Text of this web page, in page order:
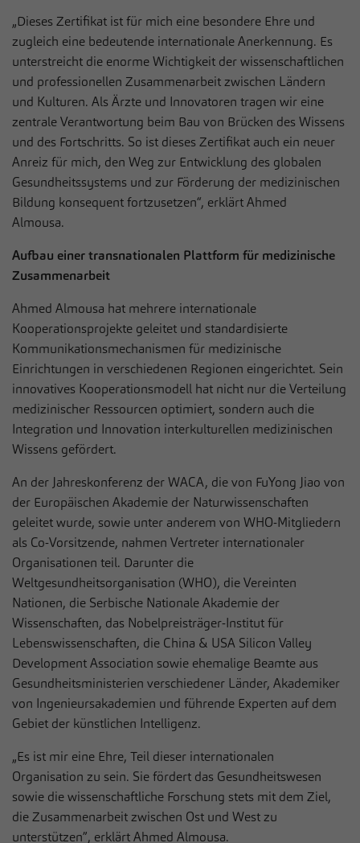
„Dieses Zertifikat ist für mich eine besondere Ehre und
zugleich eine bedeutende internationale Anerkennung. Es
unterstreicht die enorme Wichtigkeit der wissenschaftlichen
und professionellen Zusammenarbeit zwischen Ländern
und Kulturen. Als Ärzte und Innovatoren tragen wir eine
zentrale Verantwortung beim Bau von Brücken des Wissens
und des Fortschritts. So ist dieses Zertifikat auch ein neuer
Anreiz für mich, den Weg zur Entwicklung des globalen
Gesundheitssystems und zur Förderung der medizinischen
Bildung konsequent fortzusetzen“, erklärt Ahmed
Almousa.
Aufbau einer transnationalen Plattform für medizinische
Zusammenarbeit
Ahmed Almousa hat mehrere internationale
Kooperationsprojekte geleitet und standardisierte
Kommunikationsmechanismen für medizinische
Einrichtungen in verschiedenen Regionen eingerichtet. Sein
innovatives Kooperationsmodell hat nicht nur die Verteilung
medizinischer Ressourcen optimiert, sondern auch die
Integration und Innovation interkulturellen medizinischen
Wissens gefördert.
An der Jahreskonferenz der WACA, die von FuYong Jiao von
der Europäischen Akademie der Naturwissenschaften
geleitet wurde, sowie unter anderem von WHO-Mitgliedern
als Co-Vorsitzende, nahmen Vertreter internationaler
Organisationen teil. Darunter die
Weltgesundheitsorganisation (WHO), die Vereinten
Nationen, die Serbische Nationale Akademie der
Wissenschaften, das Nobelpreisträger-Institut für
Lebenswissenschaften, die China & USA Silicon Valley
Development Association sowie ehemalige Beamte aus
Gesundheitsministerien verschiedener Länder, Akademiker
von Ingenieursakademien und führende Experten auf dem
Gebiet der künstlichen Intelligenz.
„Es ist mir eine Ehre, Teil dieser internationalen
Organisation zu sein. Sie fördert das Gesundheitswesen
sowie die wissenschaftliche Forschung stets mit dem Ziel,
die Zusammenarbeit zwischen Ost und West zu
unterstützen”, erklärt Ahmed Almousa.